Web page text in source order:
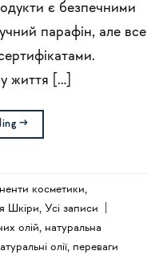
є безпечними
парафін, але все
життя […]
→
косметики,
Шкіри, Усi записи
олій, натуральна
олії, переваги